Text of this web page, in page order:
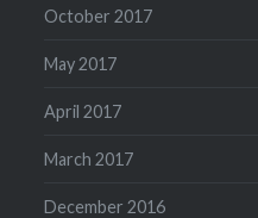
October 2017
May 2017
April 2017
March 2017
December 2016